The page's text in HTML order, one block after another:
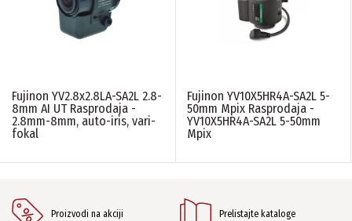
LINIJA PROIZVODA
Video nadzor(2)
PONIŠTITE SVE FILTERE
Fujinon YV2.8x2.8LA-SA2L 2.8-
8mm AI UT Rasprodaja -
2.8mm-8mm, auto-iris, vari-
fokal
Fujinon YV10X5HR4A-SA2L 5-
50mm Mpix Rasprodaja -
YV10X5HR4A-SA2L 5-50mm
Mpix
Proizvodi na akciji Prelistajte kataloge